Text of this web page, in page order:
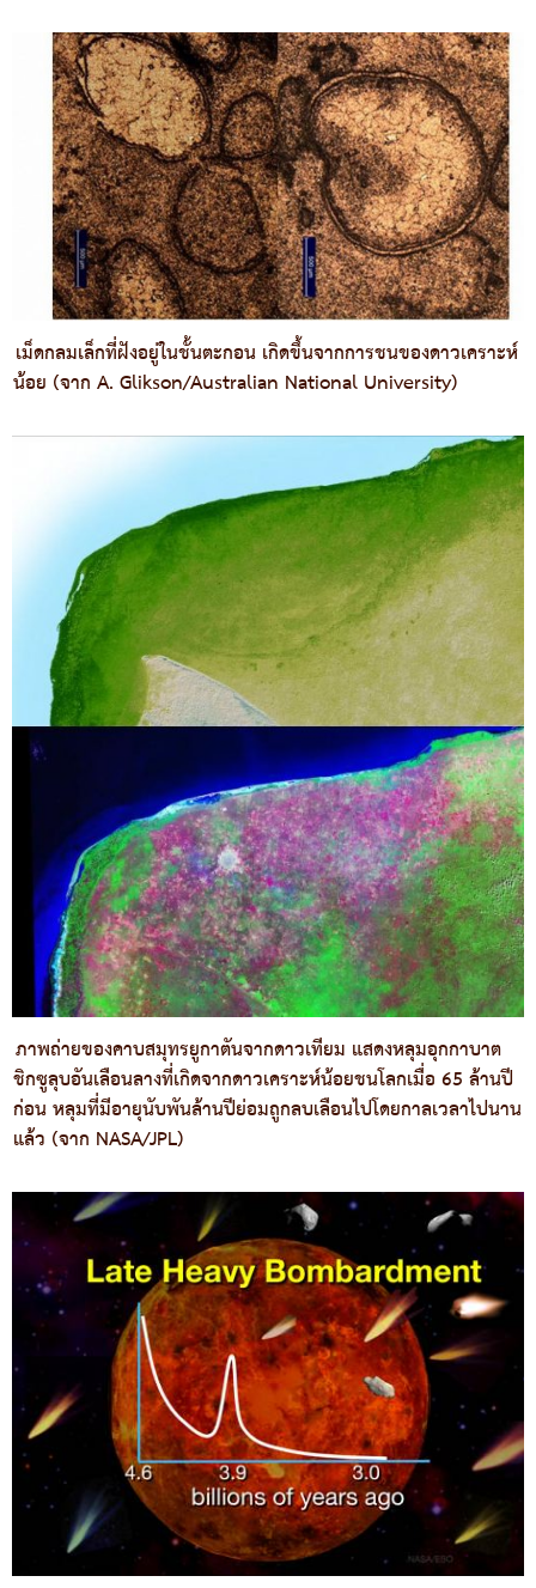
เม็ดกลมเล็กที่ฝังอยู่ในชั้นตะกอน เกิดขึ้นจากการชนของดาวเคราะห์
น้อย (จาก A. Glikson/Australian National University)
ภาพถ่ายของคาบสมุทรยูกาตันจากดาวเทียม แสดงหลุมอุกกาบาต
ชิกซูลุบอันเลือนลางที่เกิดจากดาวเคราะห์น้อยชนโลกเมื่อ 65 ล้านปี
ก่อน หลุมที่มีอายุนับพันล้านปีย่อมถูกลบเลือนไปโดยกาลเวลาไปนาน
แล้ว (จาก NASA/JPL)